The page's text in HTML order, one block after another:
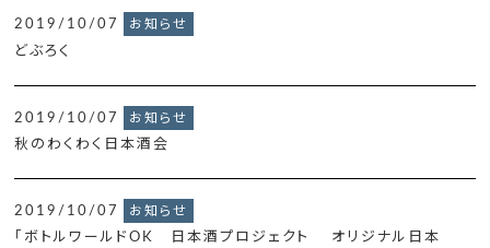
2019/10/07 お知らせ
どぶろく
2019/10/07 お知らせ
秋のわくわく日本酒会
2019/10/07 お知らせ
「ボトルワールドOK 日本酒プロジェクト オリジナル日本